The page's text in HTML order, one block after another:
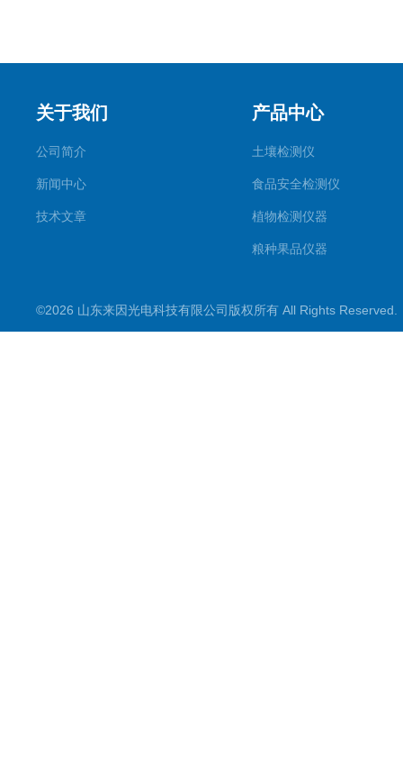
关于我们
公司简介
新闻中心
技术文章
产品中心
土壤检测仪
食品安全检测仪
植物检测仪器
粮种果品仪器
水质检测仪
©2026 山东来因光电科技有限公司版权所有 All Rights